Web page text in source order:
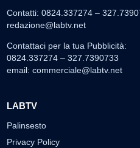
Contatti: 0824.337274 –
redazione@labtv.net
Contattaci per la tua Pubblicità:
0824.337274 – 327.7390733
email: commerciale@labtv.net
LABTV
Palinsesto
Privacy Policy